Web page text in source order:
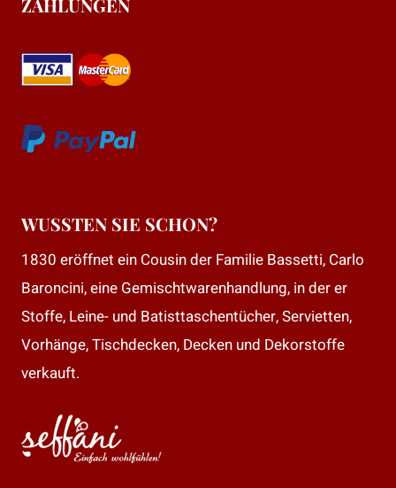
ZAHLUNGEN
WUSSTEN SIE SCHON?
1830 eröffnet ein Cousin der Familie Bassetti, Carlo
Baroncini, eine Gemischtwarenhandlung, in der er
Stoffe, Leine- und Batisttaschentücher, Servietten,
Vorhänge, Tischdecken, Decken und Dekorstoffe
verkauft.